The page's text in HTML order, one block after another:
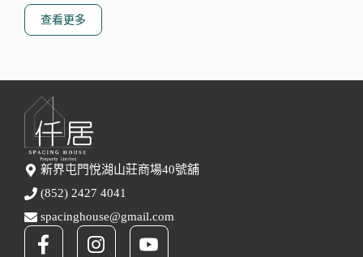
查看更多
新界屯門悅湖山莊商場40號舖
(852) 2427 4041
spacinghouse@gmail.com